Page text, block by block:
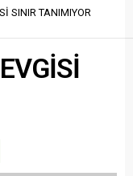
SINIR TANIMIYOR